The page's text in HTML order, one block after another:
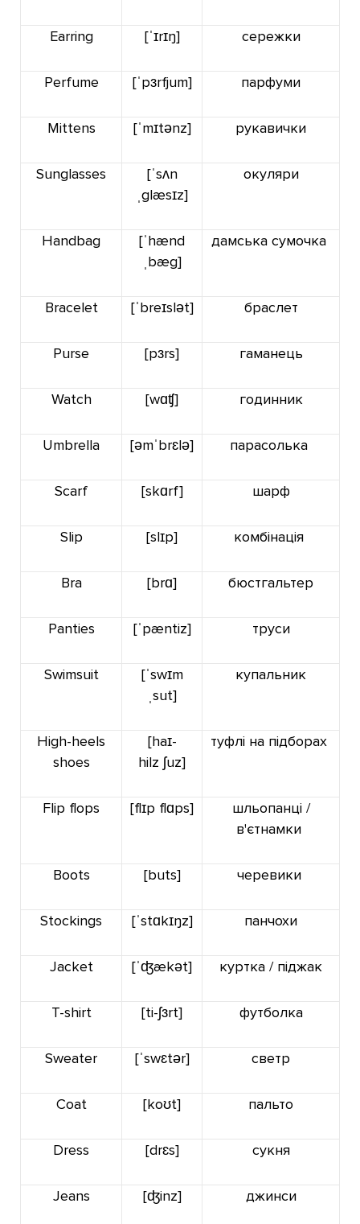
Earring [ˈɪrɪŋ] сережки
Perfume [ˈpɜrfjum] парфуми
Mittens [ˈmɪtənz] рукавички
Sunglasses
[ˈsʌn
ˌglæsɪz]
окуляри
Handbag
[ˈhænd
ˌbæg]
дамська сумочка
Bracelet [ˈbreɪslət] браслет
Purse [pɜrs] гаманець
Watch [wɑʧ] годинник
Umbrella [əmˈbrɛlə] парасолька
Scarf [skɑrf] шарф
Slip [slɪp] комбінація
Bra [brɑ] бюстгальтер
Panties [ˈpæntiz] труси
Swimsuit
[ˈswɪm
ˌsut]
купальник
High-heels
shoes
[haɪ-
hilz ʃuz]
туфлі на підборах
Flip flops [flɪp flɑps]
шльопанці /
в'єтнамки
Boots [buts] черевики
Stockings [ˈstɑkɪŋz] панчохи
Jacket [ˈʤækət] куртка / піджак
T-shirt [ti-ʃɜrt] футболка
Sweater [ˈswɛtər] светр
Coat [koʊt] пальто
Dress [drɛs] сукня
Jeans [ʤinz] джинси